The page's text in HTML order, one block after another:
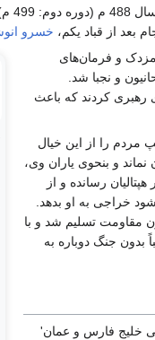
بعد از
بعد از قباد یکم، خسرو
مزدک و فرمان‌های
و نجبا شد.
کردند که باعث
مردم را از این خیال
و بنحوی یاران وی،
هپتالیان رسانده و از
خراجی به او بدهد.
مقاومت تسلیم شد و با
۴۹۹ میلادی، قباد یکم تقریباً بدون جنگ دوباره به
خلیج فارس و عمان'